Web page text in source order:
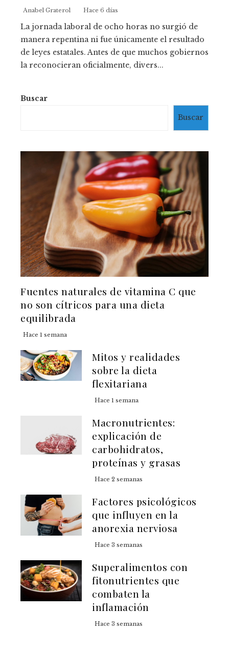
Anabel Graterol Hace 6 días
La jornada laboral de ocho horas no surgió de
manera repentina ni fue únicamente el resultado
de leyes estatales. Antes de que muchos gobiernos
la reconocieran oficialmente, divers...
Buscar
Buscar
Fuentes naturales de vitamina C que
no son cítricos para una dieta
equilibrada
Hace 1 semana
Mitos y realidades
sobre la dieta
flexitariana
Hace 1 semana
Macronutrientes:
explicación de
carbohidratos,
proteínas y grasas
Hace 2 semanas
Factores psicológicos
que influyen en la
anorexia nerviosa
Hace 3 semanas
Superalimentos con
fitonutrientes que
combaten la
inflamación
Hace 3 semanas